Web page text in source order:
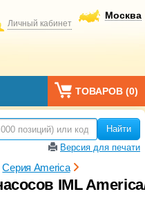
Москва
Личный кабинет
ТОВАРОВ (0)
Найти
Версия для печати
Серия America
IML